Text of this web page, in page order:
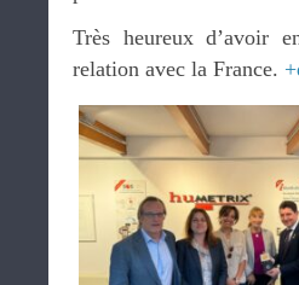
Très heureux d’avoir
relation avec la France.